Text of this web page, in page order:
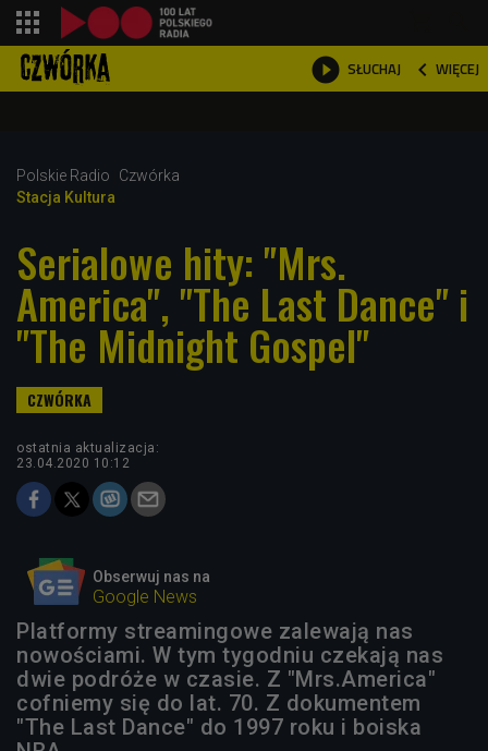
 SŁUCHAJ  WIĘCEJ

Polskie Radio
Czwórka
Stacja Kultura
Serialowe hity: "Mrs.
America", "The Last Dance" i
"The Midnight Gospel"
ostatnia aktualizacja:
23.04.2020 10:12
Obserwuj nas na
Google News
Platformy streamingowe zalewają nas
nowościami. W tym tygodniu czekają nas
dwie podróże w czasie. Z "Mrs.America"
cofniemy się do lat. 70. Z dokumentem
"The Last Dance" do 1997 roku i boiska